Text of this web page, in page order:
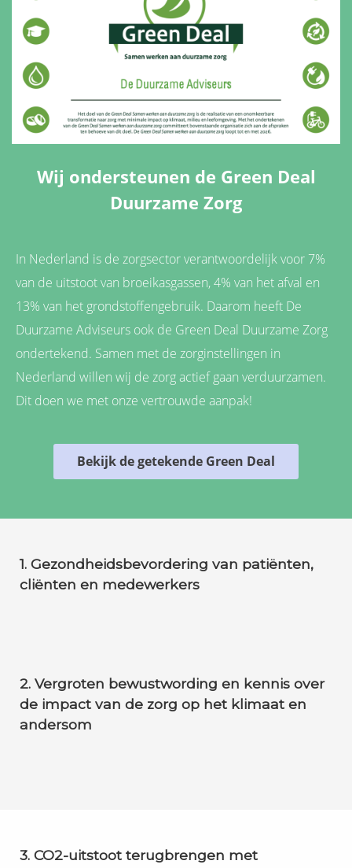
Wij ondersteunen de Green Deal
Duurzame Zorg
In Nederland is de zorgsector verantwoordelijk voor 7%
van de uitstoot van broeikasgassen, 4% van het afval en
13% van het grondstoffengebruik. Daarom heeft De
Duurzame Adviseurs ook de Green Deal Duurzame Zorg
ondertekend. Samen met de zorginstellingen in
Nederland willen wij de zorg actief gaan verduurzamen.
Dit doen we met onze vertrouwde aanpak!
Bekijk de getekende Green Deal
1. Gezondheidsbevordering van patiënten,
cliënten en medewerkers
2. Vergroten bewustwording en kennis over
de impact van de zorg op het klimaat en
andersom
3. CO2-uitstoot terugbrengen met